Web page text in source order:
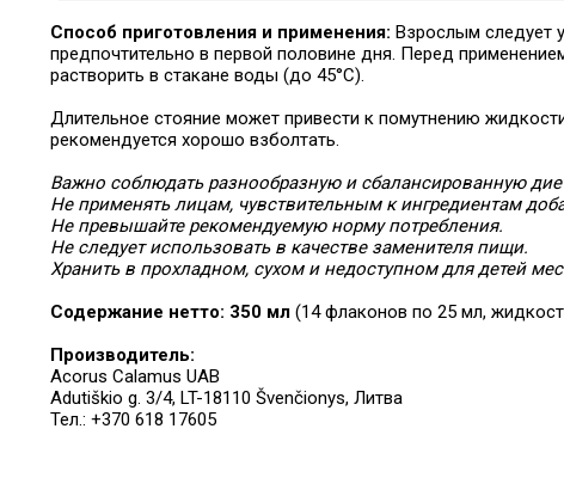
Способ приготовления и применения: Взрослым следует
предпочтительно в первой половине дня. Перед
растворить в стакане воды (до 45°C).
Длительное стояние может привести к помутнению
рекомендуется хорошо взболтать.
Важно соблюдать разнообразную и сбалансированную
Не применять лицам, чувствительным к ингредиентам
Не превышайте рекомендуемую норму потребления.
Не следует использовать в качестве заменителя пищи.
Хранить в прохладном, сухом и недоступном для детей
Содержание нетто: 350 мл (14 флаконов по 25 мл,
Производитель:
Acorus Calamus UAB
Adutiškio g. 3/4, LT-18110 Švenčionys, Литва
Тел.: +370 618 17605